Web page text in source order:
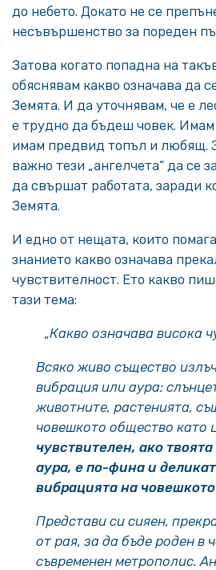
до небето. Докато не се
несъвършенство за пореден
Затова когато попадна на
обяснявам какво означава да
Земята. И да уточнявам, че е
е трудно да бъдеш човек.
имам предвид топъл и любящ.
важно тези „ангелчета“ да се
да свършат работата, заради
Земята.
И едно от нещата, които
знанието какво означава
чувствителност. Ето какво
тази тема:
„Какво означава висока
Всяко живо същество
вибрация или аура:
животните, растенията,
човешкото общество като
чувствителен, ако
аура, е по-фина и
вибрацията на
Представи си сияен,
от рая, за да бъде роден в
съвременен метрополис.